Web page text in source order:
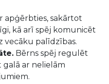
apģērbties, sakārtot
kā arī spēj komunicēt
vecāku palīdzības.
Bērns spēj regulēt
galā ar nelielām